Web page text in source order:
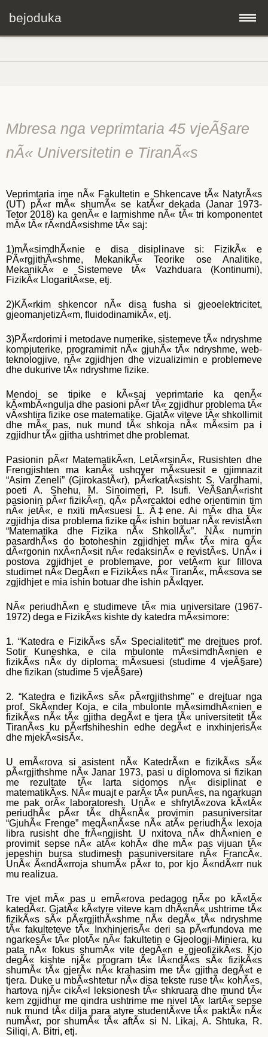
bejoduka
Artikuj shkencorë
Tekste dhe leksione
Konferenca
Projekte
Applete
Mbresa nga veprimtaria 45 vjeÃ§are
nÃ« Universitetin e TiranÃ«s
Veprimtaria ime nÃ« Fakultetin e Shkencave tÃ« NatyrÃ«s
(UT) pÃ«r mÃ« shumÃ« se katÃ«r dekada (Janar 1973-
Tetor 2018) ka qenÃ« e larmishme nÃ« tÃ« tri komponentet
mÃ« tÃ« rÃ«ndÃ«sishme tÃ« saj:
1)mÃ«simdhÃ«nie e disa disiplinave si: FizikÃ« e
PÃ«rgjithÃ«shme, MekanikÃ« Teorike ose Analitike,
MekanikÃ« e Sistemeve tÃ« Vazhduara (Kontinumi),
FizikÃ« LlogaritÃ«se, etj.
2)KÃ«rkim shkencor nÃ« disa fusha si gjeoelektricitet,
gjeomanjetizÃ«m, fluidodinamikÃ«, etj.
3)PÃ«rdorimi i metodave numerike, sistemeve tÃ« ndryshme
kompjuterike, programimit nÃ« gjuhÃ« tÃ« ndryshme, web-
teknologjive, nÃ« zgjidhjen dhe vizualizimin e problemeve
dhe dukurive tÃ« ndryshme fizike.
Mendoj se tipike e kÃ«saj veprimtarie ka qenÃ«
kÃ«mbÃ«ngulja dhe pasioni pÃ«r tÃ« zgjidhur problema tÃ«
vÃ«shtira fizike ose matematike. GjatÃ« viteve tÃ« shkollimit
dhe mÃ« pas, nuk mund tÃ« shkoja nÃ« mÃ«sim pa i
zgjidhur tÃ« gjitha ushtrimet dhe problemat.
Pasionin pÃ«r MatematikÃ«n, LetÃ«rsinÃ«, Rusishten dhe
Frengjishten ma kanÃ« ushqyer mÃ«suesit e gjimnazit
“Asim Zeneli” (GjirokastÃ«r), pÃ«rkatÃ«sisht: S. Vardhami,
poeti A. Shehu, M. Sinoimeri, P. Isufi. VeÃ§anÃ«risht
pasionin pÃ«r fizikÃ«n, qÃ« pÃ«rcaktoi edhe orientimin tim
nÃ« jetÃ«, e nxiti mÃ«suesi L. Ã‡ene. Ai mÃ« dha tÃ«
zgjidhja disa problema fizike qÃ« ishin botuar nÃ« revistÃ«n
“Matematika dhe Fizika nÃ« ShkollÃ«”. NÃ« numrin
pasardhÃ«s do botoheshin zgjidhjet mÃ« tÃ« mira qÃ«
dÃ«rgonin nxÃ«nÃ«sit nÃ« redaksinÃ« e revistÃ«s. UnÃ« i
postova zgjidhjet e problemave, por vetÃ«m kur fillova
studimet nÃ« DegÃ«n e FizikÃ«s nÃ« TiranÃ«, mÃ«sova se
zgjidhjet e mia ishin botuar dhe ishin pÃ«lqyer.
NÃ« periudhÃ«n e studimeve tÃ« mia universitare (1967-
1972) dega e FizikÃ«s kishte dy katedra mÃ«simore:
1. “Katedra e FizikÃ«s sÃ« Specialitetit” me drejtues prof.
Sotir Kuneshka, e cila mbulonte mÃ«simdhÃ«nien e
fizikÃ«s nÃ« dy diploma: mÃ«suesi (studime 4 vjeÃ§are)
dhe fizikan (studime 5 vjeÃ§are)
2. “Katedra e fizikÃ«s sÃ« pÃ«rgjithshme” e drejtuar nga
prof. SkÃ«nder Koja, e cila mbulonte mÃ«simdhÃ«nien e
fizikÃ«s nÃ« tÃ« gjitha degÃ«t e tjera tÃ« universitetit tÃ«
TiranÃ«s ku pÃ«rfshiheshin edhe degÃ«t e inxhinjerisÃ«
dhe mjekÃ«sisÃ«.
U emÃ«rova si asistent nÃ« KatedrÃ«n e fizikÃ«s sÃ«
pÃ«rgjithshme nÃ« Janar 1973, pasi u diplomova si fizikan
me rezultate tÃ« larta sidomos nÃ« disiplinat e
matematikÃ«s. NÃ« muajt e parÃ« tÃ« punÃ«s, na ngarkuan
me pak orÃ« laboratoresh. UnÃ« e shfrytÃ«zova kÃ«tÃ«
periudhÃ« pÃ«r tÃ« dhÃ«nÃ« provimin pasuniversitar
“GjuhÃ« Frenge” meqÃ«nÃ«se nÃ« atÃ« periudhÃ« lexoja
libra rusisht dhe frÃ«ngjisht. U nxitova nÃ« dhÃ«nien e
provimit sepse nÃ« atÃ« kohÃ« dhe mÃ« pas vijuan tÃ«
jepeshin bursa studimesh pasuniversitare nÃ« FrancÃ«.
UnÃ« Ã«ndÃ«rroja shumÃ« pÃ«r to, por kjo Ã«ndÃ«rr nuk
mu realizua.
Tre vjet mÃ« pas u emÃ«rova pedagog nÃ« po kÃ«tÃ«
katedÃ«r. GjatÃ« kÃ«tyre viteve kam dhÃ«nÃ« ushtrime tÃ«
fizikÃ«s sÃ« pÃ«rgjithÃ«shme nÃ« degÃ« tÃ« ndryshme
tÃ« fakulteteve tÃ« InxhinjerisÃ« deri sa pÃ«rfundova me
ngarkesÃ« tÃ« plotÃ« nÃ« fakultetin e Gjeologji-Miniera, ku
pata nÃ« fokus shumÃ« vite degÃ«n e gjeofizikÃ«s. Kjo
degÃ« kishte njÃ« program tÃ« lÃ«ndÃ«s sÃ« fizikÃ«s
shumÃ« tÃ« gjerÃ« nÃ« krahasim me tÃ« gjitha degÃ«t e
tjera. Duke u mbÃ«shtetur nÃ« disa tekste ruse tÃ« kohÃ«s,
hartova njÃ« cikÃ«l leksionesh tÃ« shkruara dhe mund tÃ«
kem zgjidhur me qindra ushtrime me nivel tÃ« lartÃ« sepse
nuk mund tÃ« dilja para atyre studentÃ«ve tÃ« paktÃ« nÃ«
numÃ«r, por shumÃ« tÃ« aftÃ« si N. Likaj, A. Shtuka, R.
Siliqi, A. Bitri, etj.